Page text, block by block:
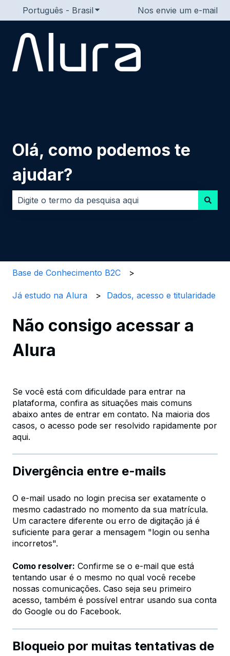
Português - Brasil Mostrar submenu para traduções
Nos envie um e-mail
Olá, como podemos te
ajudar?
Base de Conhecimento B2C
Já estudo na Alura Dados, acesso e titularidade
Não consigo acessar a
Alura
Se você está com dificuldade para entrar na
plataforma, confira as situações mais comuns
abaixo antes de entrar em contato. Na maioria dos
casos, o acesso pode ser resolvido rapidamente por
aqui.
Divergência entre e-mails
O e-mail usado no login precisa ser exatamente o
mesmo cadastrado no momento da sua matrícula.
Um caractere diferente ou erro de digitação já é
suficiente para gerar a mensagem "login ou senha
incorretos".
Como resolver: Confirme se o e-mail que está
tentando usar é o mesmo no qual você recebe
nossas comunicações. Caso seja seu primeiro
acesso, também é possível entrar usando sua conta
do Google ou do Facebook.
Bloqueio por muitas tentativas de